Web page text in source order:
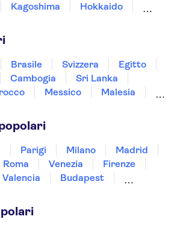
Kagoshima
Hokkaido
Brasile Svizzera
Egitto
Cambogia
Sri Lanka
Messico
Malesia
Vietnam
Parigi Milano
Madrid
Roma Venezia
Firenze
Valencia
Budapest